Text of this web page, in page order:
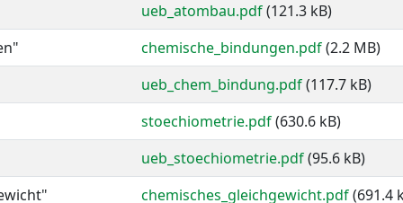
ueb_atombau.pdf(121.3 kB)
chemische_bindungen.pdf(2.2 MB)
ueb_chem_bindung.pdf(117.7 kB)
stoechiometrie.pdf(630.6 kB)
ueb_stoechiometrie.pdf(95.6 kB)
chemisches_gleichgewicht.pdf(691.4